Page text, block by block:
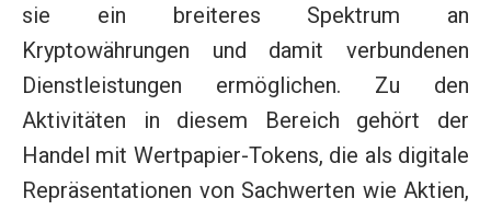
sie ein breiteres Spektrum an
Kryptowährungen und damit verbundenen
Dienstleistungen ermöglichen. Zu den
Aktivitäten in diesem Bereich gehört der
Handel mit Wertpapier-Tokens, die als digitale
Repräsentationen von Sachwerten wie Aktien,